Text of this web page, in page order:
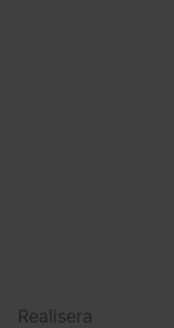
Realisera